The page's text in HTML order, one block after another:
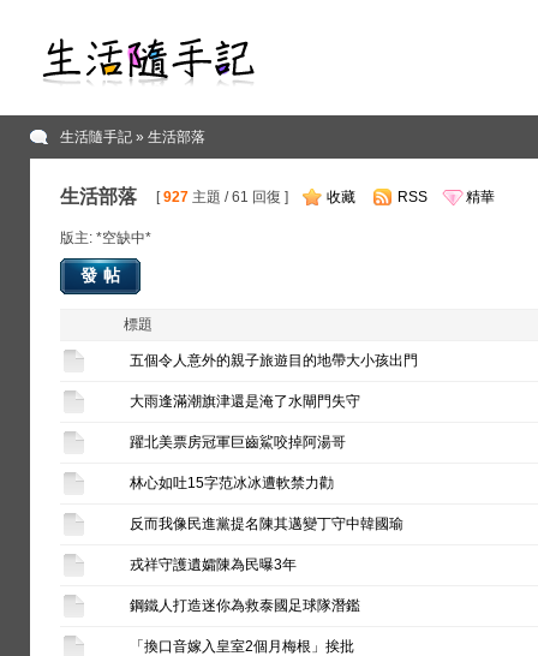
生活隨手記» 生活部落
生活部落 [927主題 / 61 回復 ] 收藏 RSS 精華
版主: *空缺中*
發帖
標題
五個令人意外的親子旅遊目的地帶大小孩出門
大雨逢滿潮旗津還是淹了水閘門失守
躍北美票房冠軍巨齒鯊咬掉阿湯哥
林心如吐15字范冰冰遭軟禁力勸
反而我像民進黨提名陳其邁變丁守中韓國瑜
戎祥守護遺孀陳為民曝3年
鋼鐵人打造迷你為救泰國足球隊潛鑑
「換口音嫁入皇室2個月梅根」挨批